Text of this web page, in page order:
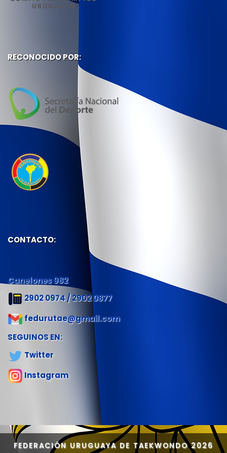
RECONOCIDO POR:
CONTACTO:
Canelones 982
2902 0974 / 2902 0877
fedurutae@gmail.com
SEGUINOS EN:
Twitter
Instagram
FEDERACIÓN URUGUAYA DE TAEKWONDO2026